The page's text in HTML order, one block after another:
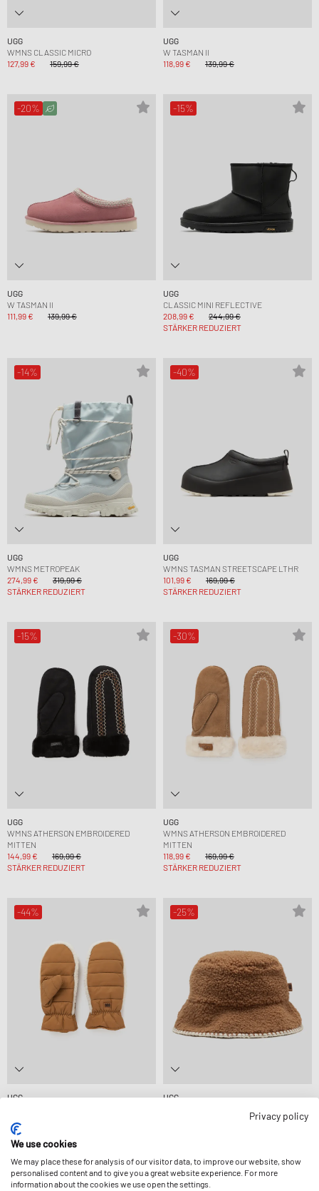
UGG
WMNS CLASSIC MICRO
127,99 €
159,99 €
UGG
W TASMAN II
118,99 €
139,99 €
-20%
UGG
W TASMAN II
111,99 €
139,99 €
-15%
UGG
CLASSIC MINI REFLECTIVE
208,99 €
244,99 €
STÄRKER REDUZIERT
-14%
UGG
WMNS METROPEAK
274,99 €
319,99 €
STÄRKER REDUZIERT
-40%
UGG
WMNS TASMAN STREETSCAPE LTHR
101,99 €
169,99 €
STÄRKER REDUZIERT
-15%
UGG
WMNS ATHERSON EMBROIDERED
MITTEN
144,99 €
169,99 €
STÄRKER REDUZIERT
-30%
UGG
WMNS ATHERSON EMBROIDERED
MITTEN
118,99 €
169,99 €
STÄRKER REDUZIERT
-44%
UGG
STÄRKER REDUZIERT
-25%
UGG
-45% -15%
Privacy policy
We use cookies
We may place these for analysis of our visitor data, to improve our website, show
personalised content and to give you a great website experience. For more
information about the cookies we use open the settings.